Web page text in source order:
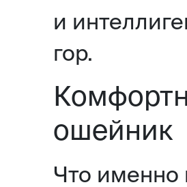
и
гор.
ошейник
Что именно